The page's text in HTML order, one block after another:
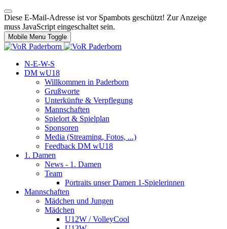
Diese E-Mail-Adresse ist vor Spambots geschützt! Zur Anzeige
muss JavaScript eingeschaltet sein.
Mobile Menu Toggle
N-E-W-S
DM wU18
Willkommen in Paderborn
Grußworte
Unterkünfte & Verpflegung
Mannschaften
Spielort & Spielplan
Sponsoren
Media (Streaming, Fotos, ...)
Feedback DM wU18
1. Damen
News - 1. Damen
Team
Portraits unser Damen 1-Spielerinnen
Mannschaften
Mädchen und Jungen
Mädchen
U12W / VolleyCool